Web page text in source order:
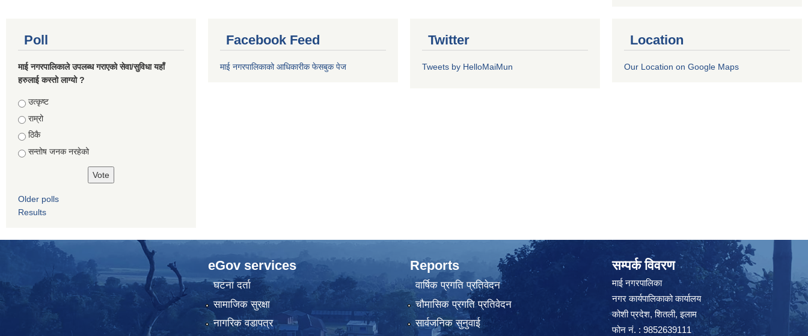
Poll
माई नगरपालिकाले उपलब्ध गराएको सेवा/सुविधा यहाँ
हरुलाई कस्तो लाग्यो ?
Choices
उत्कृष्ट
राम्रो
ठिकै
सन्तोष जनक नरहेको
Older polls
Results
Facebook Feed
माई नगरपालिकाको आधिकारीक फेसबुक पेज
Twitter
Tweets by HelloMaiMun
Location
Our Location on Google Maps
eGov services
घटना दर्ता
सामाजिक सुरक्षा
नागरिक वडापत्र
Reports
वार्षिक प्रगति प्रतिवेदन
चौमासिक प्रगति प्रतिवेदन
सार्वजनिक सुनुवाई
सम्पर्क विवरण
माई नगरपालिका
नगर कार्यपालिकाको कार्यालय
कोशी प्रदेश, शितली, इलाम
फोन नं. : 9852639111